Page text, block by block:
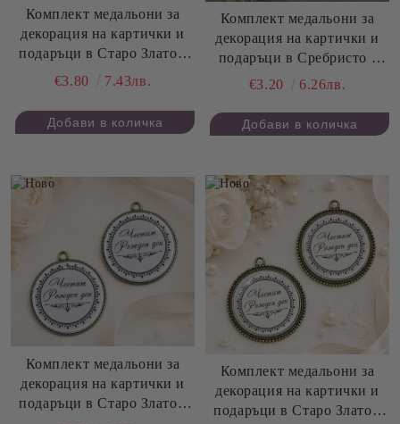
Комплект медальони за
декорация на картички и
подаръци в Старо Злато -
Честит Празник - 4,20 см -
€3.80 7.43лв.
Комплект медальони за
декорация на картички и
подаръци в Сребристо -
Честит Празник - 3,50 см -
€3.20 6.26лв.
Комплект медальони за
декорация на картички и
подаръци в Старо Злато -
Комплект медальони за
декорация на картички и
подаръци в Старо Злато -